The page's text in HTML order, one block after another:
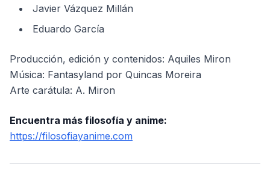
Javier Vázquez Millán
Eduardo García
Producción, edición y contenidos: Aquiles Miron
Música: Fantasyland por Quincas Moreira
Arte carátula: A. Miron
Encuentra más filosofía y anime:
https://filosofiayanime.com